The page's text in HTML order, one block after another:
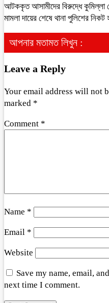
আটককৃত আসামীদের বিরুদ্ধে কুমিল্লা
মামলা দায়ের শেষে থানা পুলিশের
আপনার মতামত লিখুন :
Leave a Reply
Your email address will not
marked *
Comment *
Name *
Email *
Website
Save my name, email,
next time I comment.